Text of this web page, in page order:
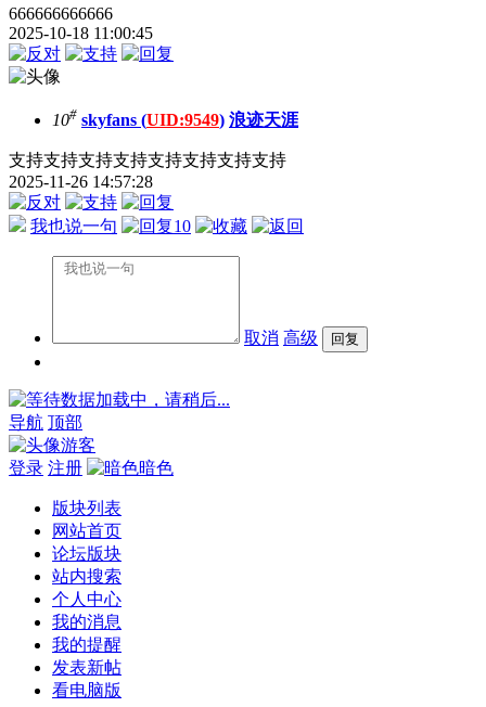
666666666666
2025-10-18 11:00:45
10# skyfans (UID:9549) 浪迹天涯
支持支持支持支持支持支持支持支持
2025-11-26 14:57:28
我也说一句 10
取消 高级
数据加载中，请稍后...
导航 顶部
游客
登录 注册 暗色
版块列表
网站首页
论坛版块
站内搜索
个人中心
我的消息
我的提醒
发表新帖
看电脑版